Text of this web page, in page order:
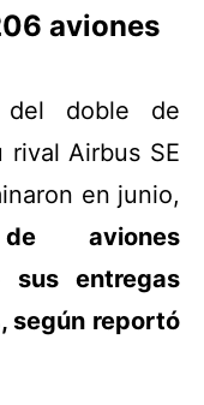
aviones
del doble de
Airbus SE
en junio,
aviones
sus entregas
según reportó